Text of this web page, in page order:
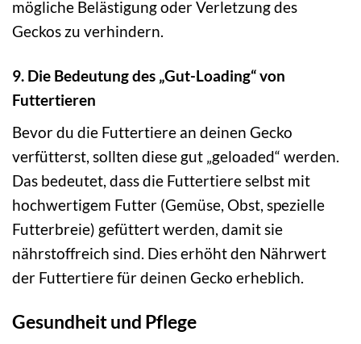
mögliche Belästigung oder Verletzung des
Geckos zu verhindern.
9. Die Bedeutung des „Gut-Loading“ von
Futtertieren
Bevor du die Futtertiere an deinen Gecko
verfütterst, sollten diese gut „geloaded“ werden.
Das bedeutet, dass die Futtertiere selbst mit
hochwertigem Futter (Gemüse, Obst, spezielle
Futterbreie) gefüttert werden, damit sie
nährstoffreich sind. Dies erhöht den Nährwert
der Futtertiere für deinen Gecko erheblich.
Gesundheit und Pflege